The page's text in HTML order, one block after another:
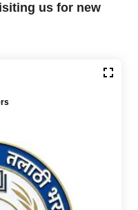
us for new